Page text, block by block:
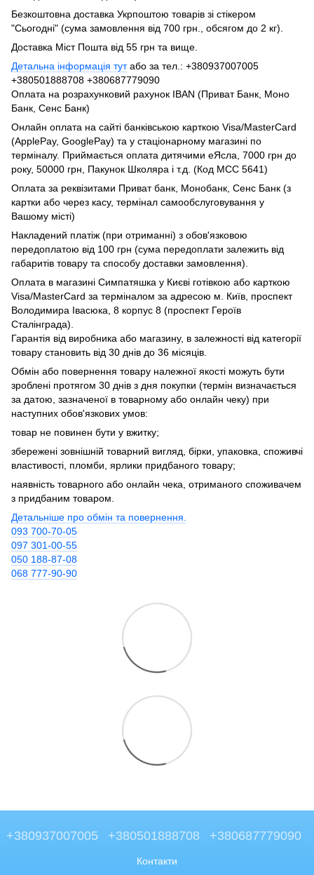
Безкоштовна доставка Укрпоштою товарів зі стікером
"Сьогодні" (сума замовлення від 700 грн., обсягом до 2 кг).
Доставка Міст Пошта від 55 грн та вище.
Детальна інформація тутабо за тел.: +380937007005
+380501888708 +380687779090
Оплата на розрахунковий рахунок IBAN (Приват Банк, Моно
Банк, Сенс Банк)
Онлайн оплата на сайті банківською карткою Visa/MasterCard
(ApplePay, GooglePay) та у стаціонарному магазині по
терміналу. Приймається оплата дитячими еЯсла, 7000 грн до
року, 50000 грн, Пакунок Школяра і т.д. (Код МСС 5641)
Оплата за реквізитами Приват банк, Монобанк, Сенс Банк (з
картки або через касу, термінал самообслуговування у
Вашому місті)
Накладений платіж (при отриманні) з обов'язковою
передоплатою від 100 грн (сума передоплати залежить від
габаритів товару та способу доставки замовлення).
Оплата в магазині Симпатяшка у Києві готівкою або карткою
Visa/MasterCard за терміналом за адресою м. Київ, проспект
Володимира Івасюка, 8 корпус 8 (проспект Героїв
Сталінграда).
Гарантія від виробника або магазину, в залежності від категорії
товару становить від 30 днів до 36 місяців.
Обмін або повернення товару належної якості можуть бути
зроблені протягом 30 днів з дня покупки (термін визначається
за датою, зазначеної в товарному або онлайн чеку) при
наступних обов'язкових умов:
товар не повинен бути у вжитку;
збережені зовнішній товарний вигляд, бірки, упаковка, споживчі
властивості, пломби, ярлики придбаного товару;
наявність товарного або онлайн чека, отриманого споживачем
з придбаним товаром.
Детальніше про обмін та повернення.
093 700-70-05
097 301-00-55
050 188-87-08
068 777-90-90
+380937007005 +380501888708 +380687779090
Контакти